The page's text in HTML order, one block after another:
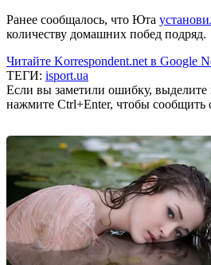
Ранее сообщалось, что Юта
количеству домашних побед подряд.
Читайте Korrespondent.net в Google
ТЕГИ: isport.ua
Если вы заметили ошибку, выделите
нажмите Ctrl+Enter, чтобы сообщить